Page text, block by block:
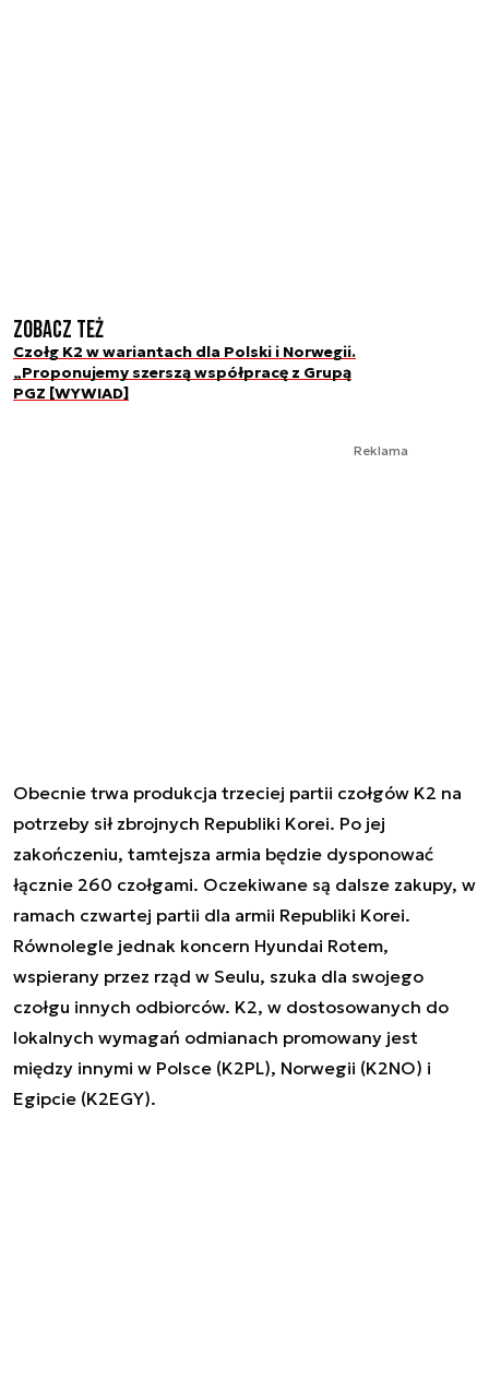
Zobacz też
Czołg K2 w wariantach dla Polski i Norwegii.
„Proponujemy szerszą współpracę z Grupą
PGZ [WYWIAD]
Reklama
Obecnie trwa produkcja trzeciej partii czołgów K2 na
potrzeby sił zbrojnych Republiki Korei. Po jej
zakończeniu, tamtejsza armia będzie dysponować
łącznie 260 czołgami. Oczekiwane są dalsze zakupy, w
ramach czwartej partii dla armii Republiki Korei.
Równolegle jednak koncern Hyundai Rotem,
wspierany przez rząd w Seulu, szuka dla swojego
czołgu innych odbiorców. K2, w dostosowanych do
lokalnych wymagań odmianach promowany jest
między innymi w Polsce (K2PL), Norwegii (K2NO) i
Egipcie (K2EGY).